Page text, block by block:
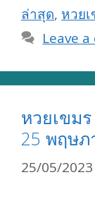
ล่าสุด, หวย
Leave
หวยเขม
25 พฤษภ
25/05/2023